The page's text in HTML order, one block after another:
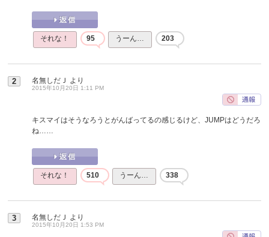
それな！ 95 うーん… 203
2 名無しだＪ より
2015年10月20日 1:11 PM
キスマイはそうなろうとがんばってるの感じるけど、JUMPはどうだろ
ね……
それな！ 510 うーん… 338
3 名無しだＪ より
2015年10月20日 1:53 PM